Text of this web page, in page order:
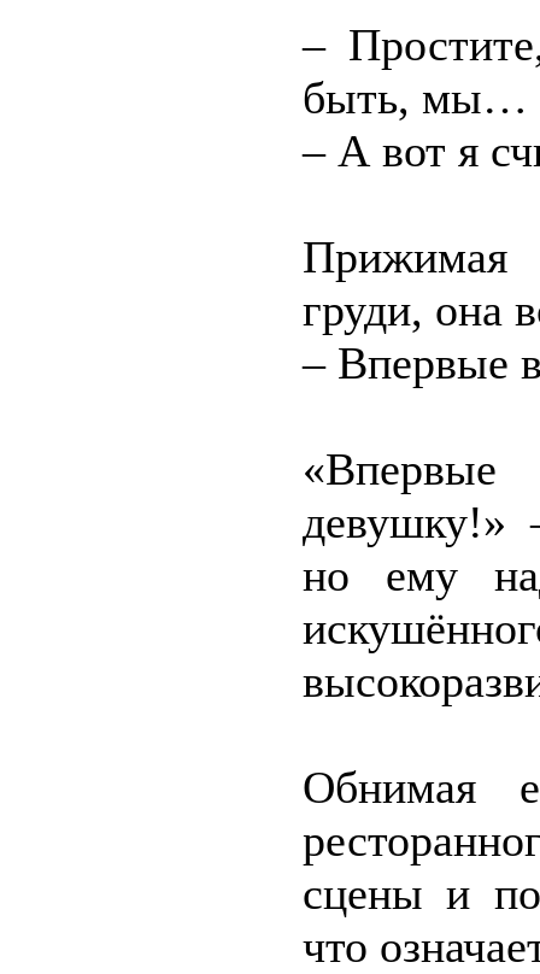
–
быть, мы…
– А вот я
Прижимая
груди, она
– Впервые
девушку!»
но ему
Обнимая
сцены и
что